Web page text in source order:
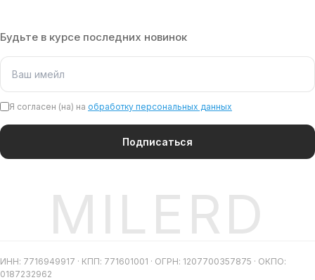
Будьте в курсе последних новинок
Я согласен (на) на обработку персональных данных
Подписаться
MILERD
ИНН: 7716949917 · КПП: 771601001 · ОГРН: 1207700357875 · ОКПО:
0187232962